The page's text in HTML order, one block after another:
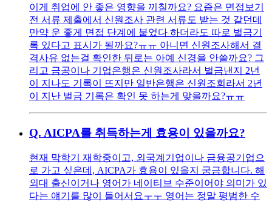
이게 취업에 안 좋은 영향을 끼칠까요? 요즘은 면접보기
전 서류 제출에서 신원조사 관련 서류도 받는 것 같던데
만약 운 좋게 면접 단계에 붙었다 하더라도 따로 벌금기
록 있다고 표시가 될까요?ㅠㅠ 아니면 신원조사해서 결
격사유 없는걸 확인한 뒤로는 아예 신경을 안쓸까요? 그
리고 금공이나 기업은행은 신원조사라서 벌금낸지 2년
이 지나도 기록이 뜨지만 일반은행은 신원조회라서 2년
이 지난 벌금 기록은 확인 못 하는게 맞을까요?ㅠㅠ
Q. AICPA를 취득하는게 효용이 있을까요?
현재 막학기 재학중이고, 외국계기업이나 금융공기업으
로 가고 싶은데, AICPA가 효용이 있을지 궁금합니다. 해
외대 출신이거나 영어가 네이티브 수준이어야 의미가 있
다는 얘기를 많이 들어서요ㅜㅜ 영어는 정말 평범한 수